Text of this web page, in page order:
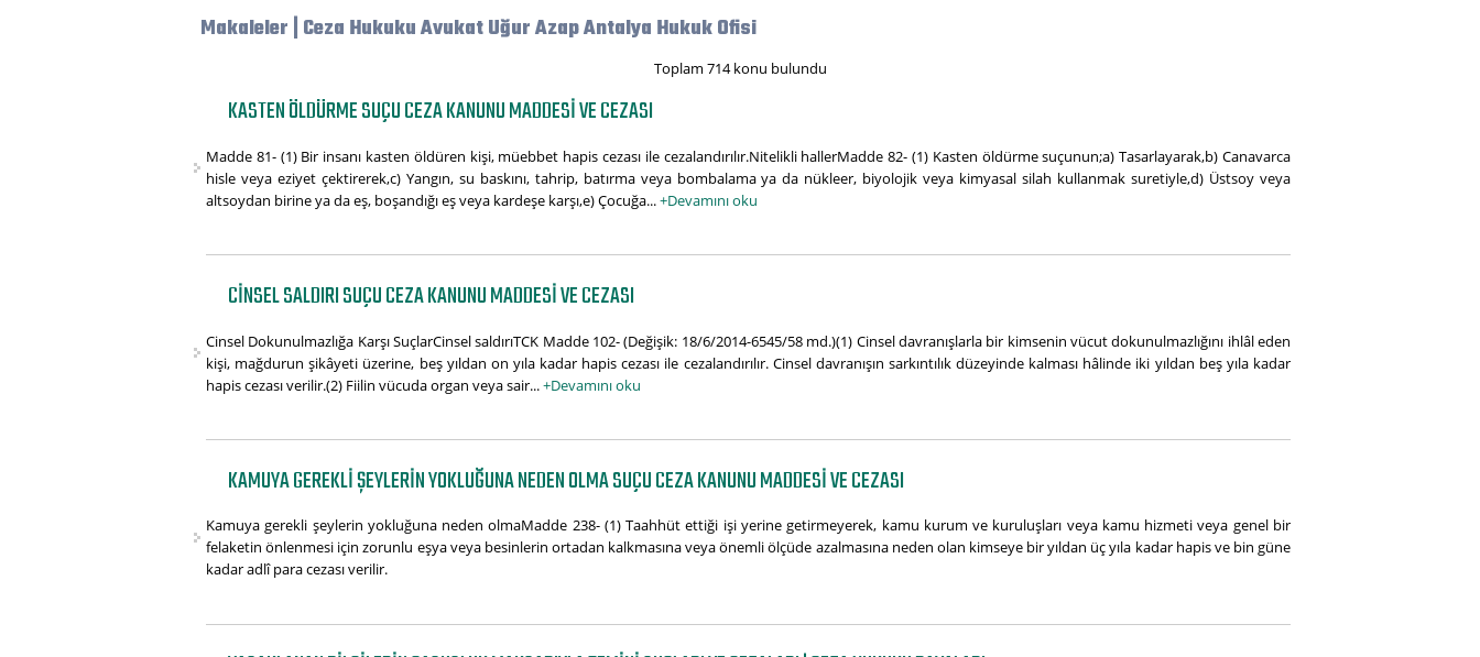
Makaleler | Ceza Hukuku Avukat Uğur Azap Antalya Hukuk Ofisi
Toplam 714 konu bulundu
KASTEN ÖLDÜRME SUÇU CEZA KANUNU MADDESI VE CEZASI
Madde 81- (1) Bir insanı kasten öldüren kişi, müebbet hapis cezası ile cezalandırılır.Nitelikli hallerMadde 82- (1) Kasten öldürme suçunun;a) Tasarlayarak,b) Canavarca
hisle veya eziyet çektirerek,c) Yangın, su baskını, tahrip, batırma veya bombalama ya da nükleer, biyolojik veya kimyasal silah kullanmak suretiyle,d) Üstsoy veya
altsoydan birine ya da eş, boşandığı eş veya kardeşe karşı,e) Çocuğa...+Devamını oku
CINSEL SALDIRI SUÇU CEZA KANUNU MADDESI VE CEZASI
Cinsel Dokunulmazlığa Karşı SuçlarCinsel saldırıTCK Madde 102- (Değişik: 18/6/2014-6545/58 md.)(1) Cinsel davranışlarla bir kimsenin vücut dokunulmazlığını ihlâl eden
kişi, mağdurun şikâyeti üzerine, beş yıldan on yıla kadar hapis cezası ile cezalandırılır. Cinsel davranışın sarkıntılık düzeyinde kalması hâlinde iki yıldan beş yıla kadar
hapis cezası verilir.(2) Fiilin vücuda organ veya sair...+Devamını oku
KAMUYA GEREKLI ŞEYLERIN YOKLUĞUNA NEDEN OLMA SUÇU CEZA KANUNU MADDESI VE CEZASI
Kamuya gerekli şeylerin yokluğuna neden olmaMadde 238- (1) Taahhüt ettiği işi yerine getirmeyerek, kamu kurum ve kuruluşları veya kamu hizmeti veya genel bir
felaketin önlenmesi için zorunlu eşya veya besinlerin ortadan kalkmasına veya önemli ölçüde azalmasına neden olan kimseye bir yıldan üç yıla kadar hapis ve bin güne
kadar adlî para cezası verilir.